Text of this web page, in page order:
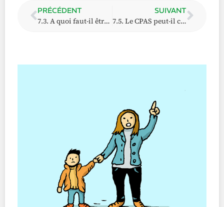
PRÉCÉDENT
7.3. A quoi faut-il être attentif(ve) en cas de recours ?
SUIVANT
7.5. Le CPAS peut-il contester la décision du tribunal et quelles en seront les conséquences ?